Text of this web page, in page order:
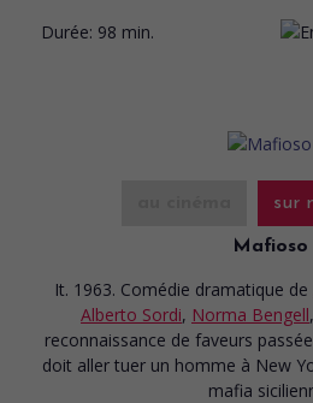
Durée: 98 min.
sur
Mafioso
It. 1963. Comédie dramatique de
Alberto Sordi, Norma Bengell,
reconnaissance de faveurs
doit aller tuer un homme à New
mafia